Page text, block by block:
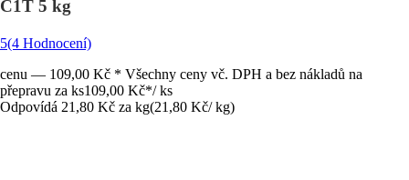
C1T 5 kg
5(4 Hodnocení)
cenu — 109,00 Kč * Všechny ceny vč. DPH a bez nákladů na
přepravu za ks109,00 Kč*/ ks
Odpovídá 21,80 Kč za kg(21,80 Kč/ kg)